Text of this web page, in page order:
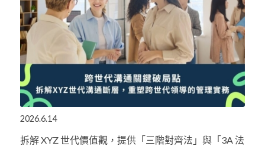
2026.6.14
拆解 XYZ 世代價值觀，提供「三階對齊法」與「3A 法